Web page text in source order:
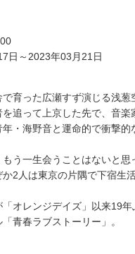
日～2023年03月21日
育った広瀬すず演じる浅葱
追って上京した先で、音楽
・海野音と運命的で衝撃的
もう一生会うことはないと思
か2人は東京の片隅で下宿生
オレンジデイズ」以来19年
青春ラブストーリー」。